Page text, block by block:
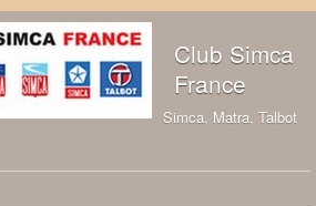
au contenu principal
Club Simca
France
Simca, Matra, Talbot